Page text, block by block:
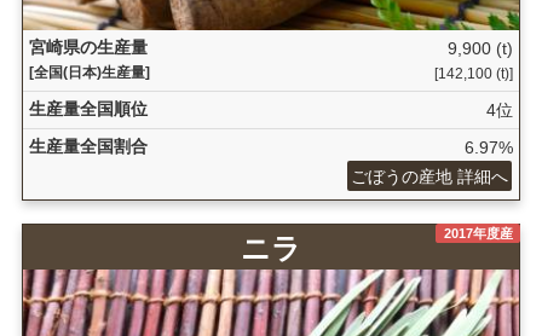
宮崎県の生産量
[全国(日本)生産量]
9,900 (t)
[142,100 (t)]
生産量全国順位
4位
生産量全国割合
6.97%
ごぼうの産地 詳細へ
2017年度産
ニラ